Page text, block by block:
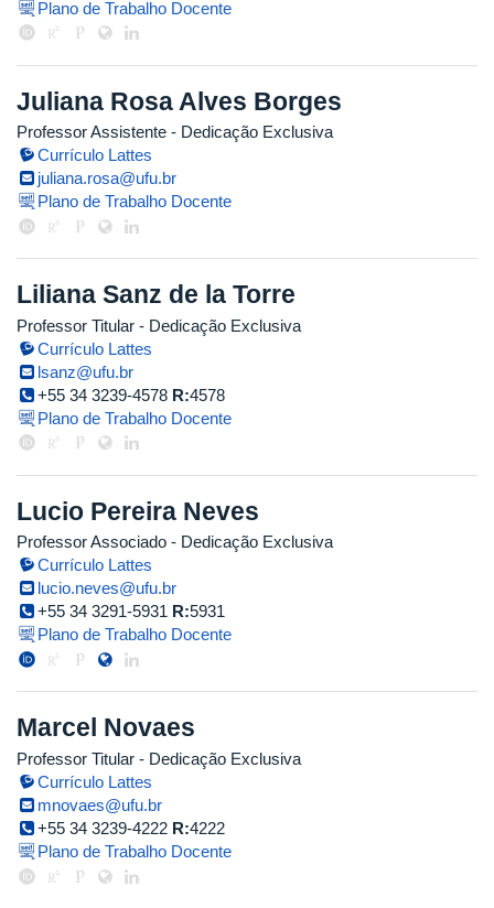
Plano de Trabalho Docente
Juliana Rosa Alves Borges
Professor Assistente - Dedicação Exclusiva
Currículo Lattes
juliana.rosa@ufu.br
Plano de Trabalho Docente
Liliana Sanz de la Torre
Professor Titular - Dedicação Exclusiva
Currículo Lattes
lsanz@ufu.br
+55 34 3239-4578 R:4578
Plano de Trabalho Docente
Lucio Pereira Neves
Professor Associado - Dedicação Exclusiva
Currículo Lattes
lucio.neves@ufu.br
+55 34 3291-5931 R:5931
Plano de Trabalho Docente
Marcel Novaes
Professor Titular - Dedicação Exclusiva
Currículo Lattes
mnovaes@ufu.br
+55 34 3239-4222 R:4222
Plano de Trabalho Docente